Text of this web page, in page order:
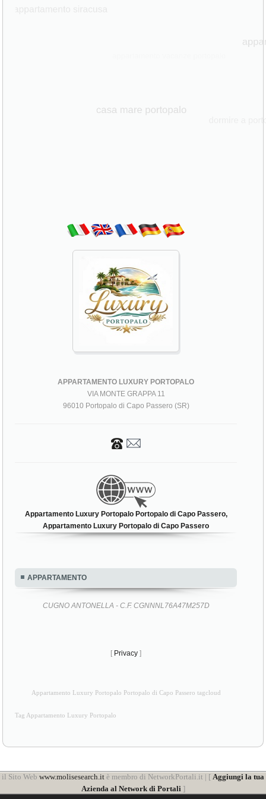
APPARTAMENTO LUXURY PORTOPALO
VIA MONTE GRAPPA 11
96010 Portopalo di Capo Passero (SR)
Appartamento Luxury Portopalo Portopalo di Capo Passero,
Appartamento Luxury Portopalo di Capo Passero
APPARTAMENTO
CUGNO ANTONELLA - C.F. CGNNNL76A47M257D
[ Privacy ]
Appartamento Luxury Portopalo Portopalo di Capo Passero tagcloud
Tag Appartamento Luxury Portopalo
il Sito Web www.molisesearch.it è membro di NetworkPortali.it | [ Aggiungi la tua
Azienda al Network di Portali]